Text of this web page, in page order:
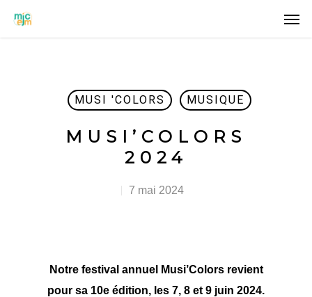
MUSI 'COLORS MUSIQUE
MUSI’COLORS
2024
7 mai 2024
Notre festival annuel Musi’Colors revient
pour sa 10e édition, les 7, 8 et 9 juin 2024.